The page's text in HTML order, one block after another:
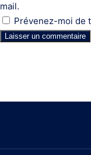
mail.
Prévenez-moi de